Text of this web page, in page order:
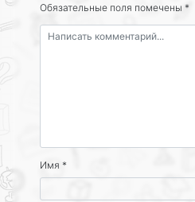
Обязательные поля помечены *
Имя *